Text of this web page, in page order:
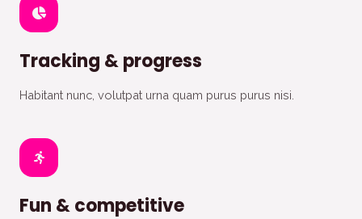
Tracking & progress
Habitant nunc, volutpat urna quam purus purus nisi.
Fun & competitive